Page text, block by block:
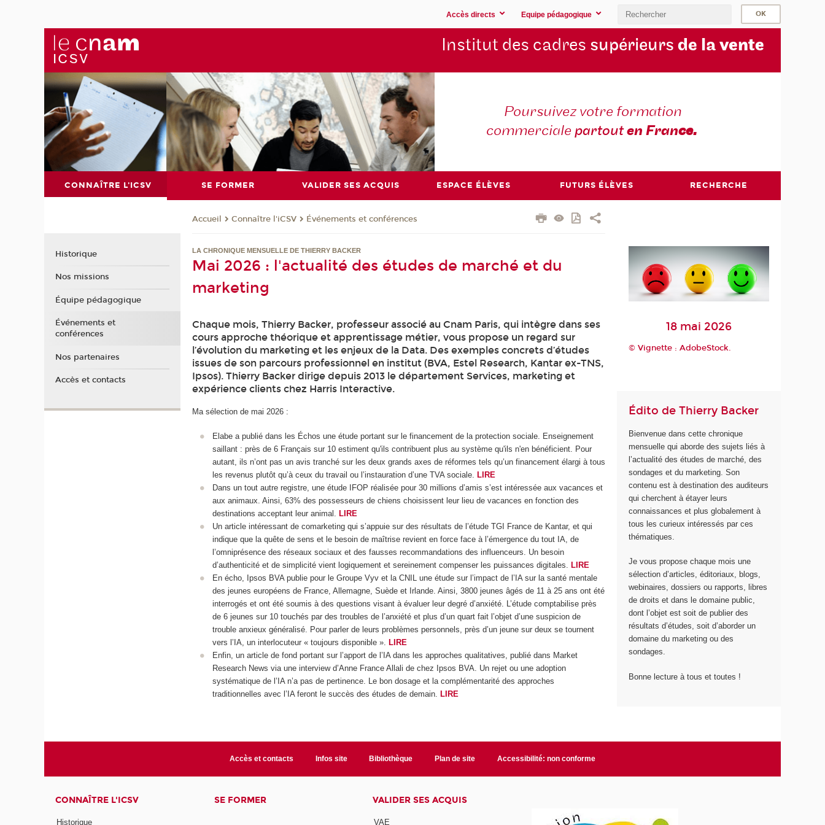
Accès directs Equipe pédagogique
Institut des cadres supérieurs de lavente
Poursuivez votre formation
commercialepartouten France.
CONNAÎTRE L'ICSV SE FORMER VALIDER SES ACQUIS ESPACE ÉLÈVES FUTURS ÉLÈVES RECHERCHE
Accueil Connaître l'iCSV Événements et conférences
LA CHRONIQUE MENSUELLE DE THIERRY BACKER
Mai 2026 : l'actualité des études de marché et du
marketing
Chaque mois, Thierry Backer, professeur associé au Cnam Paris, qui intègre dans ses
cours approche théorique et apprentissage métier, vous propose un regard sur
l’évolution du marketing et les enjeux de la Data. Des exemples concrets d’études
issues de son parcours professionnel en institut (BVA, Estel Research, Kantar ex-TNS,
Ipsos). Thierry Backer dirige depuis 2013 le département Services, marketing et
expérience clients chez Harris Interactive.
Ma sélection de mai 2026 :
Elabe a publié dans les Échos une étude portant sur le financement de la protection sociale. Enseignement
saillant : près de 6 Français sur 10 estiment qu'ils contribuent plus au système qu'ils n'en bénéficient. Pour
autant, ils n’ont pas un avis tranché sur les deux grands axes de réformes tels qu’un financement élargi à tous
les revenus plutôt qu’à ceux du travail ou l’instauration d’une TVA sociale. LIRE
Dans un tout autre registre, une étude IFOP réalisée pour 30 millions d’amis s’est intéressée aux vacances et
aux animaux. Ainsi, 63% des possesseurs de chiens choisissent leur lieu de vacances en fonction des
destinations acceptant leur animal. LIRE
Un article intéressant de comarketing qui s’appuie sur des résultats de l’étude TGI France de Kantar, et qui
indique que la quête de sens et le besoin de maîtrise revient en force face à l’émergence du tout IA, de
l’omniprésence des réseaux sociaux et des fausses recommandations des influenceurs. Un besoin
d’authenticité et de simplicité vient logiquement et sereinement compenser les puissances digitales. LIRE
En écho, Ipsos BVA publie pour le Groupe Vyv et la CNIL une étude sur l’impact de l’IA sur la santé mentale
des jeunes européens de France, Allemagne, Suède et Irlande. Ainsi, 3800 jeunes âgés de 11 à 25 ans ont été
interrogés et ont été soumis à des questions visant à évaluer leur degré d’anxiété. L’étude comptabilise près
de 6 jeunes sur 10 touchés par des troubles de l’anxiété et plus d’un quart fait l’objet d’une suspicion de
trouble anxieux généralisé. Pour parler de leurs problèmes personnels, près d’un jeune sur deux se tournent
vers l’IA, un interlocuteur « toujours disponible ». LIRE
Enfin, un article de fond portant sur l’apport de l’IA dans les approches qualitatives, publié dans Market
Research News via une interview d’Anne France Allali de chez Ipsos BVA. Un rejet ou une adoption
systématique de l’IA n’a pas de pertinence. Le bon dosage et la complémentarité des approches
traditionnelles avec l’IA feront le succès des études de demain. LIRE
18 mai 2026
© Vignette : AdobeStock.
Édito de Thierry Backer
Bienvenue dans cette chronique
mensuelle qui aborde des sujets liés à
l’actualité des études de marché, des
sondages et du marketing. Son
contenu est à destination des auditeurs
qui cherchent à étayer leurs
connaissances et plus globalement à
tous les curieux intéressés par ces
thématiques.
Je vous propose chaque mois une
sélection d’articles, éditoriaux, blogs,
webinaires, dossiers ou rapports, libres
de droits et dans le domaine public,
dont l’objet est soit de publier des
résultats d’études, soit d’aborder un
domaine du marketing ou des
sondages.
Bonne lecture à tous et toutes !
Historique
Nos missions
Équipe pédagogique
Événements et
conférences
Nos partenaires
Accès et contacts
Accès et contacts Infos site Bibliothèque Plan de site Accessibilité: non conforme
CONNAÎTRE L'ICSV
Historique
SE FORMER VALIDER SES ACQUIS
VAE